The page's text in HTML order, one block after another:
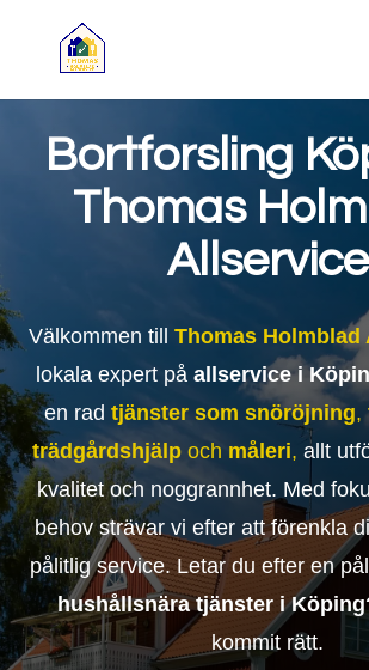
Bortforsling
Thomas
Allservice
Välkommen till Thomas Holmblad
lokala expert på allservice i
en rad tjänster som snöröjning,
trädgårdshjälpoch måleri, allt
kvalitet och noggrannhet. Med
behov strävar vi efter att förenkla
pålitlig service. Letar du efter en
hushållsnära tjänster i
kommit rätt.